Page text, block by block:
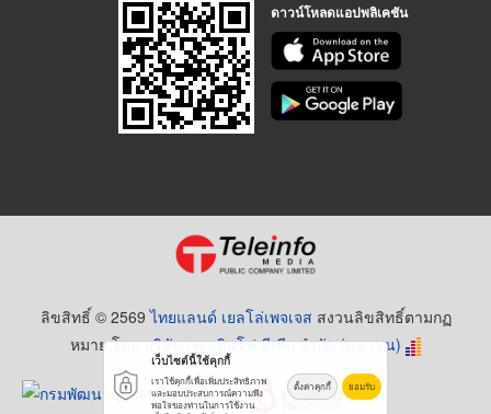
ดาวน์โหลดแอปพลิเคชัน
ลิขสิทธิ์ © 2569ไทยแลนด์ เยลโล่เพจเจส สงวนลิขสิทธิ์ตามกฏ
หมาย โดยบริษัท เทเลอินโฟ มีเดีย จำกัด (มหาชน)
เว็บไซต์นี้ใช้คุกกี้
เราใช้คุกกี้เพื่อเพิ่มประสิทธิภาพ
และมอบประสบการณ์ความพึง
พอใจของท่านในการใช้งาน
ตั้งค่าคุกกี้ ยอมรับ